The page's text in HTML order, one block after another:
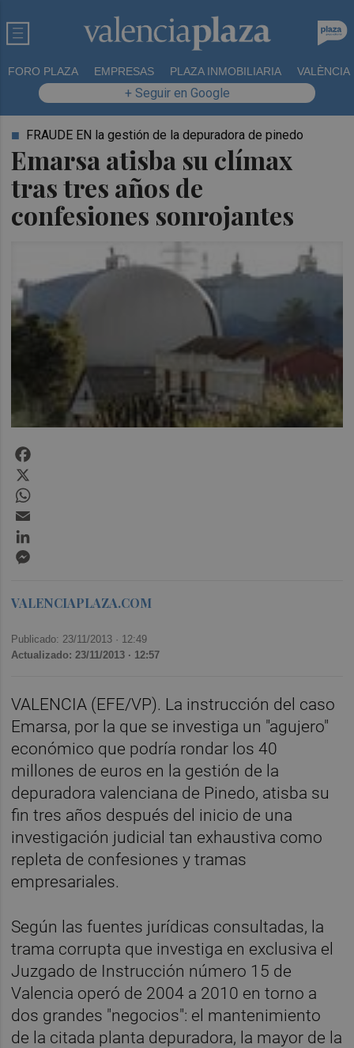
FORO PLAZA EMPRESAS PLAZA INMOBILIARIA VALÈNCIA
+ Seguir en Google
Emarsa atisba su clímax
tras tres años de
confesiones sonrojantes
FRAUDE EN la gestión de la depuradora de pinedo
VALENCIAPLAZA.COM
Publicado: 23/11/2013 · 12:49
Actualizado: 23/11/2013 · 12:57
VALENCIA (EFE/VP). La instrucción del caso
Emarsa, por la que se investiga un "agujero"
económico que podría rondar los 40
millones de euros en la gestión de la
depuradora valenciana de Pinedo, atisba su
fin tres años después del inicio de una
investigación judicial tan exhaustiva como
repleta de confesiones y tramas
empresariales.
Según las fuentes jurídicas consultadas, la
trama corrupta que investiga en exclusiva el
Juzgado de Instrucción número 15 de
Valencia operó de 2004 a 2010 en torno a
dos grandes "negocios": el mantenimiento
de la citada planta depuradora, la mayor de la